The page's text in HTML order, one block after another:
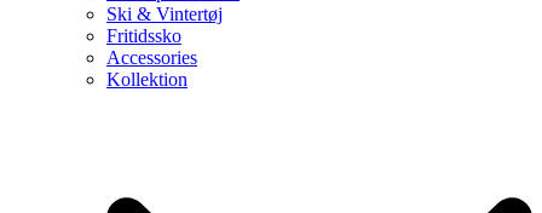
Ski & Vintertøj
Fritidssko
Accessories
Kollektion